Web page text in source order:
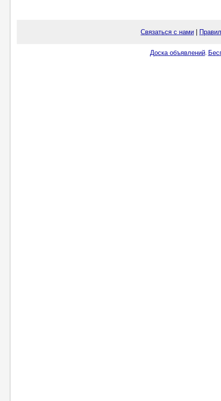
Связаться с нами
Доска объявлений.